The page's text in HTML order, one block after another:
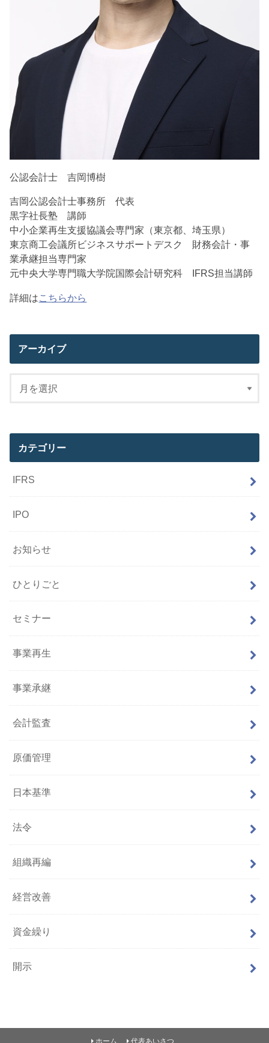
公認会計士 吉岡博樹
吉岡公認会計士事務所 代表
黒字社長塾 講師
中小企業再生支援協議会専門家（東京都、埼玉県）
東京商工会議所ビジネスサポートデスク 財務会計・事
業承継担当専門家
元中央大学専門職大学院国際会計研究科 IFRS担当講師
詳細はこちらから
アーカイブ
カテゴリー
IFRS
IPO
お知らせ
ひとりごと
セミナー
事業再生
事業承継
会計監査
原価管理
日本基準
法令
組織再編
経営改善
資金繰り
開示
ホーム 代表あいさつ